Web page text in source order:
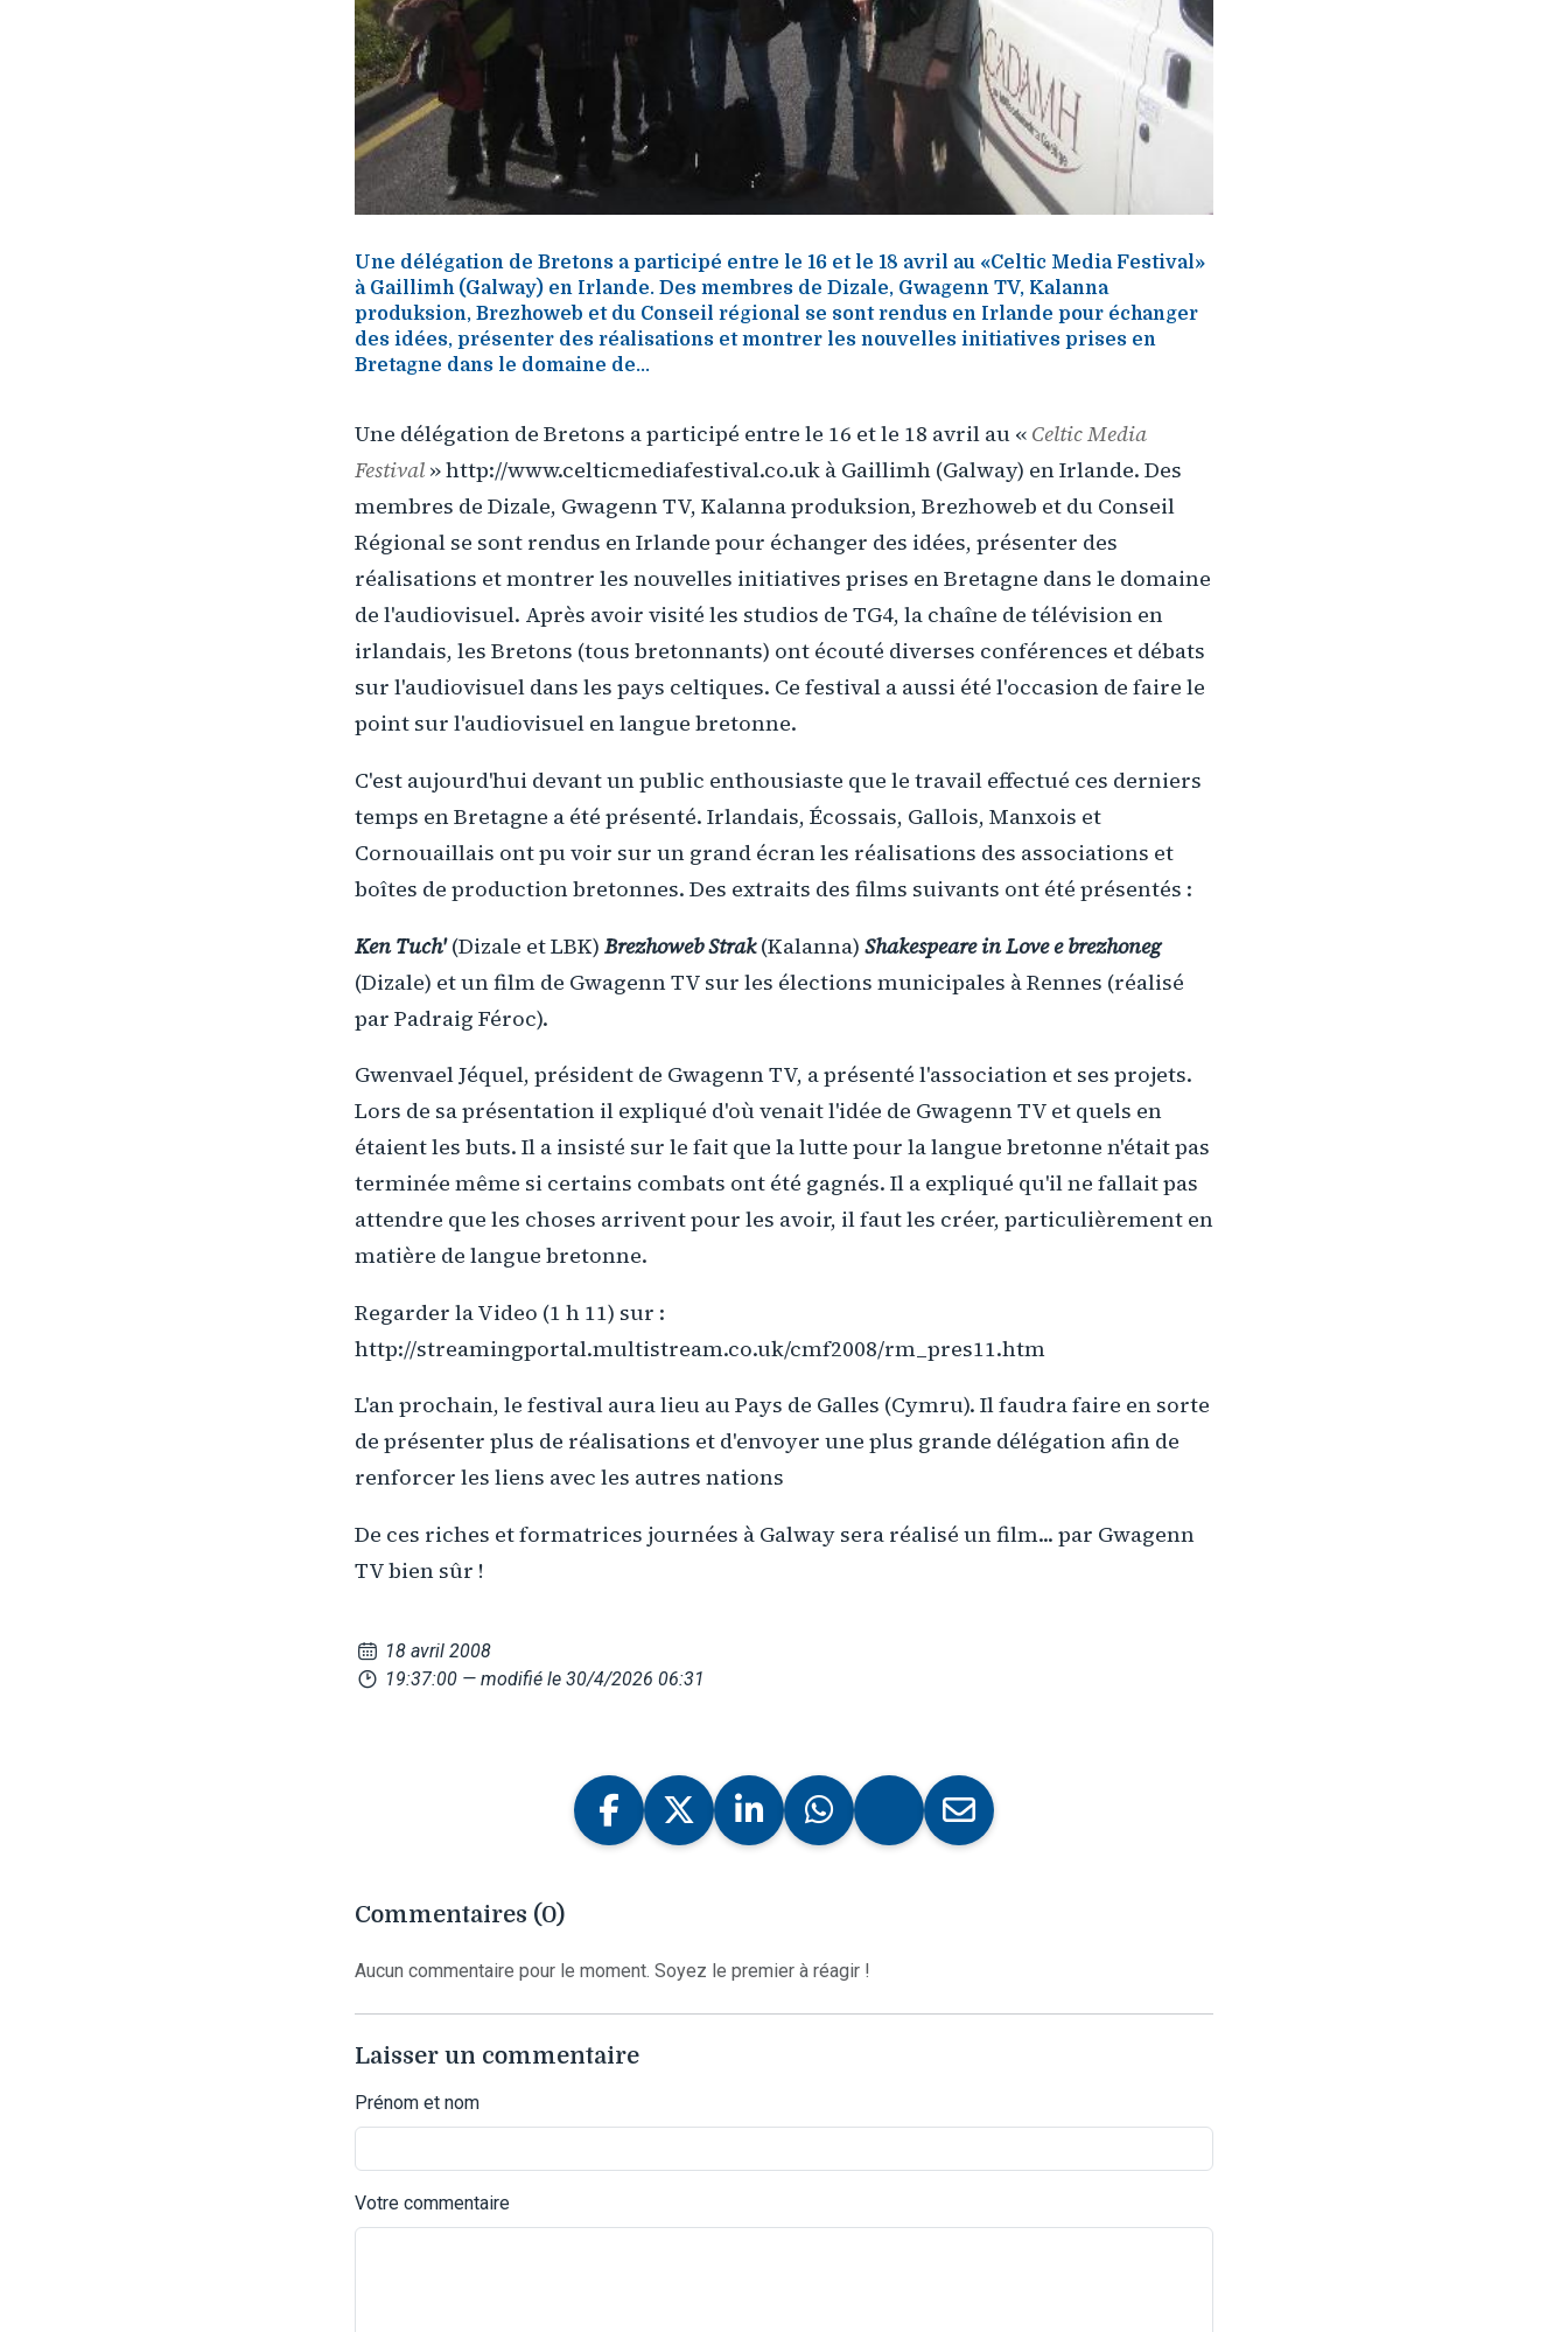
Une délégation de Bretons a participé entre le 16 et le 18 avril au «Celtic Media Festival»
à Gaillimh (Galway) en Irlande. Des membres de Dizale, Gwagenn TV, Kalanna
produksion, Brezhoweb et du Conseil régional se sont rendus en Irlande pour échanger
des idées, présenter des réalisations et montrer les nouvelles initiatives prises en
Bretagne dans le domaine de...
Une délégation de Bretons a participé entre le 16 et le 18 avril au « Celtic Media
Festival » http://www.celticmediafestival.co.uk à Gaillimh (Galway) en Irlande. Des
membres de Dizale, Gwagenn TV, Kalanna produksion, Brezhoweb et du Conseil
Régional se sont rendus en Irlande pour échanger des idées, présenter des
réalisations et montrer les nouvelles initiatives prises en Bretagne dans le domaine
de l'audiovisuel. Après avoir visité les studios de TG4, la chaîne de télévision en
irlandais, les Bretons (tous bretonnants) ont écouté diverses conférences et débats
sur l'audiovisuel dans les pays celtiques. Ce festival a aussi été l'occasion de faire le
point sur l'audiovisuel en langue bretonne.
C'est aujourd'hui devant un public enthousiaste que le travail effectué ces derniers
temps en Bretagne a été présenté. Irlandais, Écossais, Gallois, Manxois et
Cornouaillais ont pu voir sur un grand écran les réalisations des associations et
boîtes de production bretonnes. Des extraits des films suivants ont été présentés :
Ken Tuch'(Dizale et LBK) Brezhoweb Strak(Kalanna) Shakespeare in Love e brezhoneg
(Dizale) et un film de Gwagenn TV sur les élections municipales à Rennes (réalisé
par Padraig Féroc).
Gwenvael Jéquel, président de Gwagenn TV, a présenté l'association et ses projets.
Lors de sa présentation il expliqué d'où venait l'idée de Gwagenn TV et quels en
étaient les buts. Il a insisté sur le fait que la lutte pour la langue bretonne n'était pas
terminée même si certains combats ont été gagnés. Il a expliqué qu'il ne fallait pas
attendre que les choses arrivent pour les avoir, il faut les créer, particulièrement en
matière de langue bretonne.
Regarder la Video (1 h 11) sur :
http://streamingportal.multistream.co.uk/cmf2008/rm_pres11.htm
L'an prochain, le festival aura lieu au Pays de Galles (Cymru). Il faudra faire en sorte
de présenter plus de réalisations et d'envoyer une plus grande délégation afin de
renforcer les liens avec les autres nations
De ces riches et formatrices journées à Galway sera réalisé un film... par Gwagenn
TV bien sûr !
18 avril 2008
19:37:00 — modifié le 30/4/2026 06:31
Commentaires (0)
Aucun commentaire pour le moment. Soyez le premier à réagir !
Laisser un commentaire
Prénom et nom
Votre commentaire